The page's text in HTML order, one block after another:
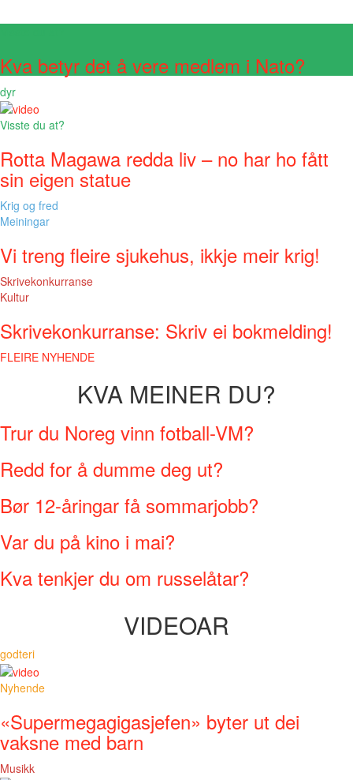
Kva betyr det å vere medlem i Nato?
dyr
Visste du at?
Rotta Magawa redda liv – no har ho fått
sin eigen statue
Krig og fred
Meiningar
Vi treng fleire sjukehus, ikkje meir krig!
Skrivekonkurranse
Kultur
Skrivekonkurranse: Skriv ei bokmelding!
FLEIRE NYHENDE
KVA MEINER DU?
Trur du Noreg vinn fotball-VM?
Redd for å dumme deg ut?
Bør 12-åringar få sommarjobb?
Var du på kino i mai?
Kva tenkjer du om russelåtar?
VIDEOAR
godteri
Nyhende
«Supermegagigasjefen» byter ut dei
vaksne med barn
Musikk